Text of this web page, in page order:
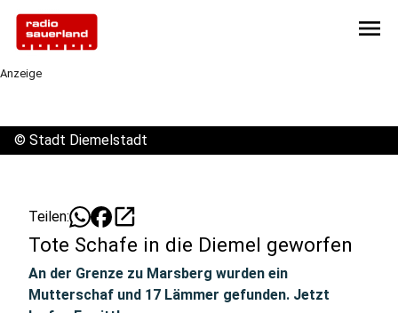
menu
Anzeige
© Stadt Diemelstadt
Teilen: open_in_new
Tote Schafe in die Diemel geworfen
An der Grenze zu Marsberg wurden ein
Mutterschaf und 17 Lämmer gefunden. Jetzt